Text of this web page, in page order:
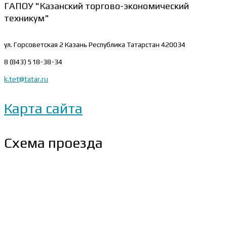
ГАПОУ "Казанский торгово-экономический
техникум"
ул. Горсоветская 2 Казань Республика Татарстан 420034
8 (843) 518-38-34
k.tet@tatar.ru
Карта сайта
Схема проезда